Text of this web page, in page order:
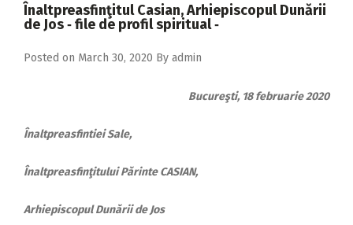
2017
2013
Înaltpreasfinţitul Casian, Arhiepiscopul Dunării
de Jos ‑ file de profil spiritual ‑
Posted on March 30, 2020 By admin
Bucureşti, 18 februarie 2020
Înaltpreasfintiei Sale,
Înaltpreasfinţitului Părinte CASIAN,
Arhiepiscopul Dunării de Jos